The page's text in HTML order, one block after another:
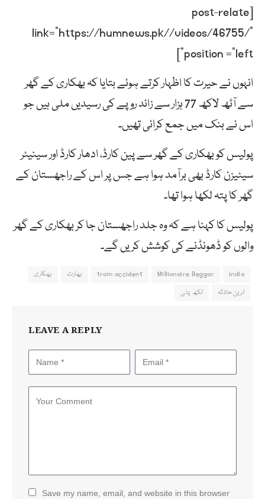
[post-relate
link=”https://humnews.pk//videos/46755/”
position =”left”]
انہوں نے حیرت کا اظہار کرتے ہوئے بتایا کہ بھکاری کے گھر
سے آٹھ لاکھ 77 ہزار سے زائد روپے کی رسیدیں ملی ہیں جو
اس نے بنک میں جمع کرائی تھیں۔
پولیس کو بھکاری کے گھر سے پین کارڈ، ادھار کارڈ اور سینیئر
سیٹیزن کارڈ بھی برآمد ہوا ہے جس پر اس کے راجھستان کے
گھر کا پتہ لکھا ہوا تھا۔
پولیس کا کہنا ہے کہ وہ جلد راجھستان جا کر بھکاری کے گھر
والوں کو ڈھونڈنے کی کوشش کریں گے۔
india
Millionaire Beggar
train accident بھارت
بھکاری
ٹرین حادثہ
لکھ پتی
LEAVE A REPLY
Save my name, email, and website in this browser